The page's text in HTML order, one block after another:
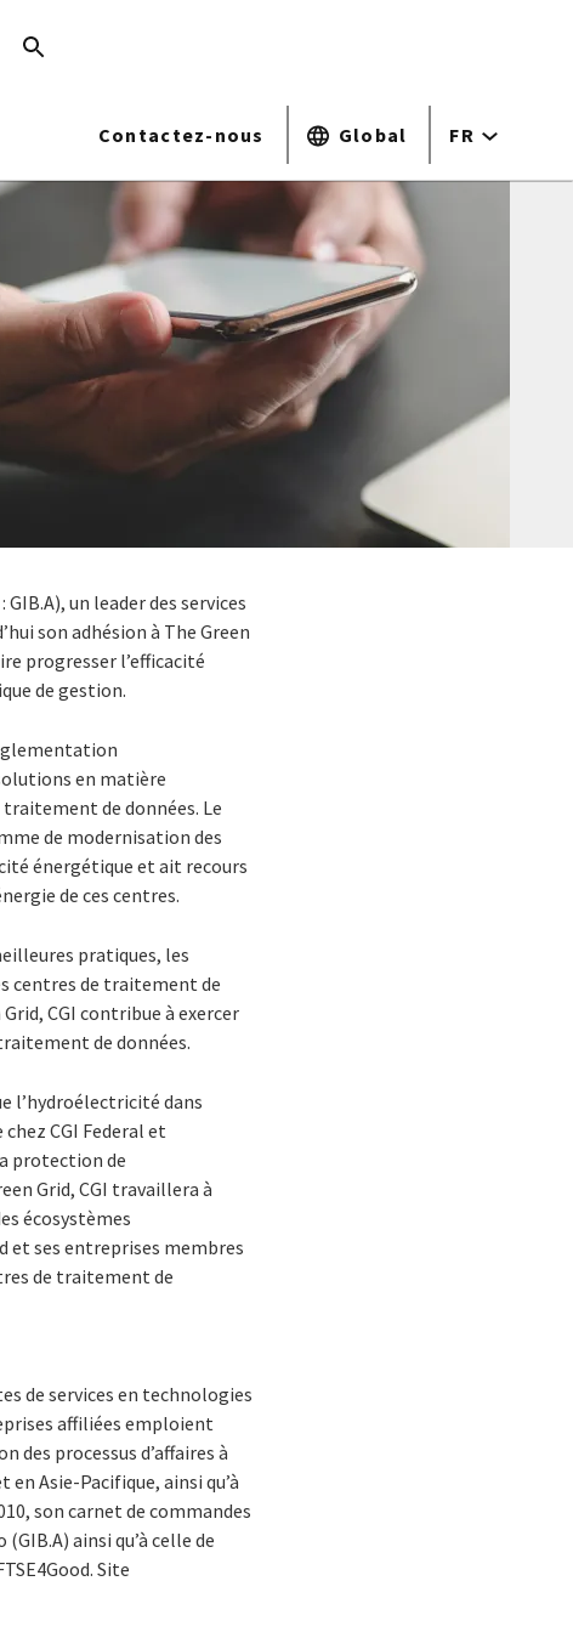
Contactez-nous Global FR
un leader des services
son adhésion à The Green
progresser l’efficacité
de gestion.
en matière
de données. Le
de modernisation des
énergétique et ait recours
de ces centres.
pratiques, les
centres de traitement de
CGI contribue à exercer
de données.
l’hydroélectricité dans
CGI Federal et
protection de
Grid, CGI travaillera à
écosystèmes
et ses entreprises membres
de traitement de
de services en technologies
affiliées emploient
des processus d’affaires à
Asie-Pacifique, ainsi qu’à
son carnet de commandes
ainsi qu’à celle de
Site